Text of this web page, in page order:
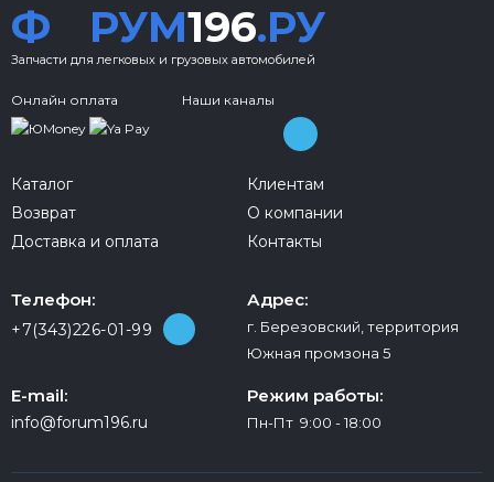
Ф РУМ196.РУ
Запчасти для легковых и грузовых автомобилей
Онлайн оплата Наши каналы
Каталог
Возврат
Доставка и оплата
Клиентам
О компании
Контакты
Телефон:
+7(343)226-01-99
Адрес:
г. Березовский, территория
Южная промзона 5
E-mail:
info@forum196.ru
Режим работы:
Пн-Пт 9:00 - 18:00